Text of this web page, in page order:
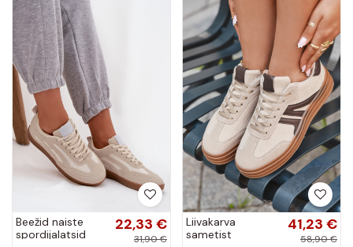
Beežid naiste
spordijalatsid
22,33 €
31,90 €
Liivakarva
sametist
41,23 €
58,90 €